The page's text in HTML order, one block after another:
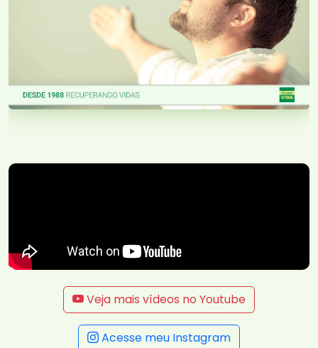
Veja mais vídeos no Youtube
Acesse meu Instagram